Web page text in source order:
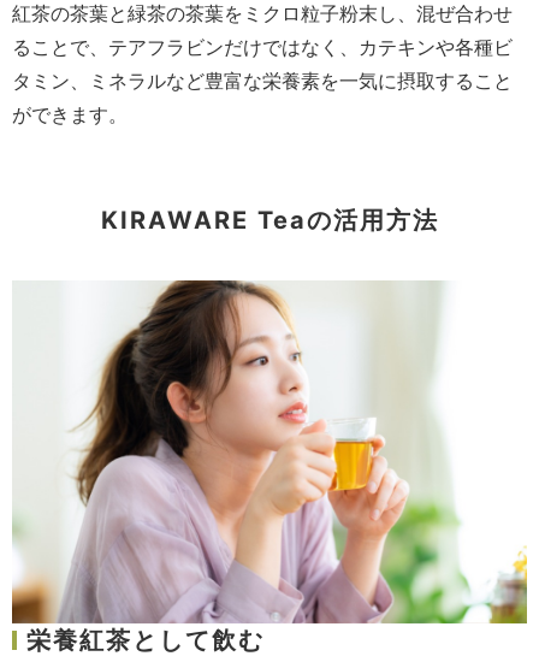
紅茶の茶葉と緑茶の茶葉をミクロ粒子粉末し、混ぜ合わせ
ることで、テアフラビンだけではなく、カテキンや各種ビ
タミン、ミネラルなど豊富な栄養素を一気に摂取すること
ができます。
KIRAWARE Teaの活用方法
栄養紅茶として飲む